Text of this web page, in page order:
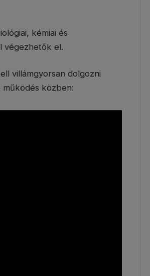
kémiai és
végezhetők el.
villámgyorsan dolgozni
közben: